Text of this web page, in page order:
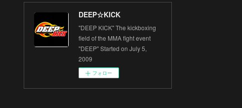
DEEP☆KICK
"DEEP KICK" The kickboxing
field of the MMA fight event
"DEEP" Started on July 5,
2009
フォロー